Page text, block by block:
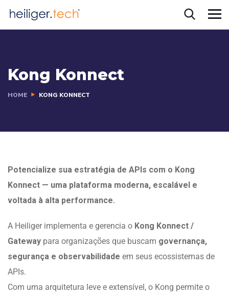
Kong Konnect
HOME KONG KONNECT
Potencialize sua estratégia de APIs com o Kong
Konnect — uma plataforma moderna, escalável e
voltada à alta performance.
A Heiliger implementa e gerencia o Kong Konnect /
Gateway para organizações que buscam governança,
segurança e observabilidade em seus ecossistemas de
APIs.
Com uma arquitetura leve e extensível, o Kong permite o